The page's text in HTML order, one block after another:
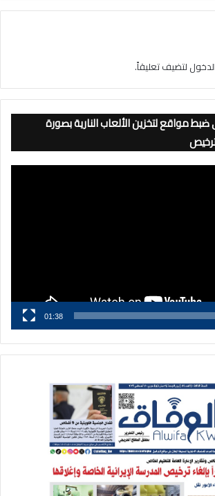
لتضيف تعليقاً.
مواقع لتخزين الألعاب النارية بصورة
01:38